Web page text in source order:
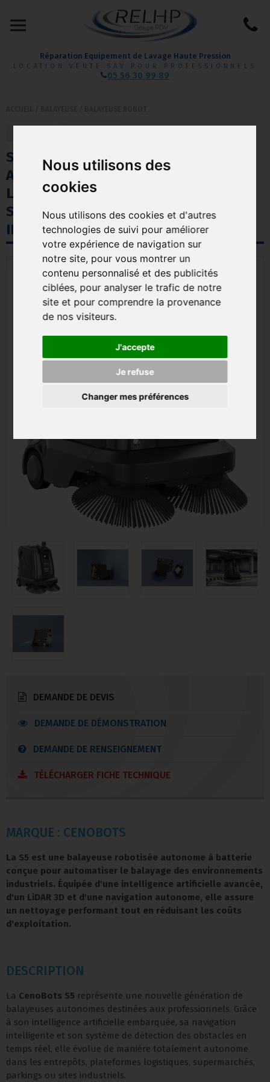
Nous utilisons des
cookies
Nous utilisons des cookies et d'autres
technologies de suivi pour améliorer
votre expérience de navigation sur
notre site, pour vous montrer un
contenu personnalisé et des publicités
ciblées, pour analyser le trafic de notre
site et pour comprendre la provenance
de nos visiteurs.
J'accepte
Je refuse
Changer mes préférences
Réparation Equipement de Lavage Haute Pression
LOCATION VENTE SAV POUR PROFESSIONNELS
05 56 30 99 89
S5 | BALAYEUSE ROBOTISÉE
AUTONOME À BATTERIE –
L'INTELLIGENCE ARTIFICIELLE AU
SERVICE DU NETTOYAGE
INDUSTRIEL CENOBOTS
DEMANDE DE DEVIS
DEMANDE DE DÉMONSTRATION
DEMANDE DE RENSEIGNEMENT
TÉLÉCHARGER FICHE TECHNIQUE
MARQUE : CENOBOTS
La S5 est une balayeuse robotisée autonome à batterie
conçue pour automatiser le balayage des environnements
industriels. Équipée d'une intelligence artificielle avancée,
d'un LiDAR 3D et d'une navigation autonome, elle assure
un nettoyage performant tout en réduisant les coûts
d'exploitation.
DESCRIPTION
La CenoBots S5 représente une nouvelle génération de
balayeuses autonomes destinées aux professionnels. Grâce
à son intelligence artificielle embarquée, sa navigation
intelligente et son système de détection des obstacles en
temps réel, elle évolue de manière totalement autonome
dans les entrepôts, plateformes logistiques, supermarchés,
parkings ou sites industriels.